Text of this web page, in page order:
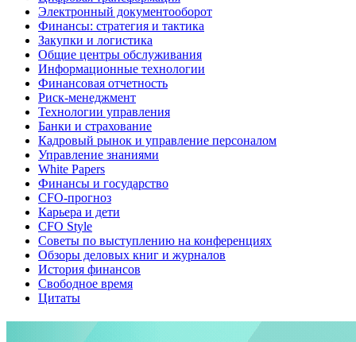
Электронный документооборот
Финансы: стратегия и тактика
Закупки и логистика
Общие центры обслуживания
Информационные технологии
Финансовая отчетность
Риск-менеджмент
Технологии управления
Банки и страхование
Кадровый рынок и управление персоналом
Управление знаниями
White Papers
Финансы и государство
CFO-прогноз
Карьера и дети
CFO Style
Советы по выступлению на конференциях
Обзоры деловых книг и журналов
История финансов
Свободное время
Цитаты